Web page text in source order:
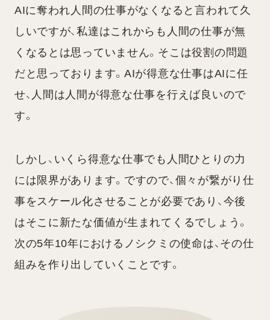
AIに奪われ人間の仕事がなくなると言われて久
しいですが、私達はこれからも人間の仕事が無
くなるとは思っていません。そこは役割の問題
だと思っております。AIが得意な仕事はAIに任
せ、人間は人間が得意な仕事を行えば良いので
す。
しかし、いくら得意な仕事でも人間ひとりの力
には限界があります。ですので、個々が繋がり仕
事をスケール化させることが必要であり、今後
はそこに新たな価値が生まれてくるでしょう。
次の5年10年におけるノシクミの使命は、その仕
組みを作り出していくことです。